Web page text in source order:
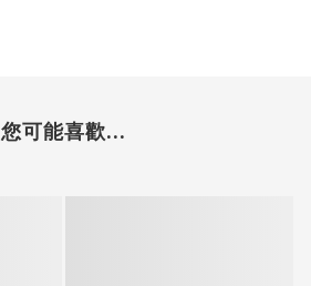
您可能喜歡...